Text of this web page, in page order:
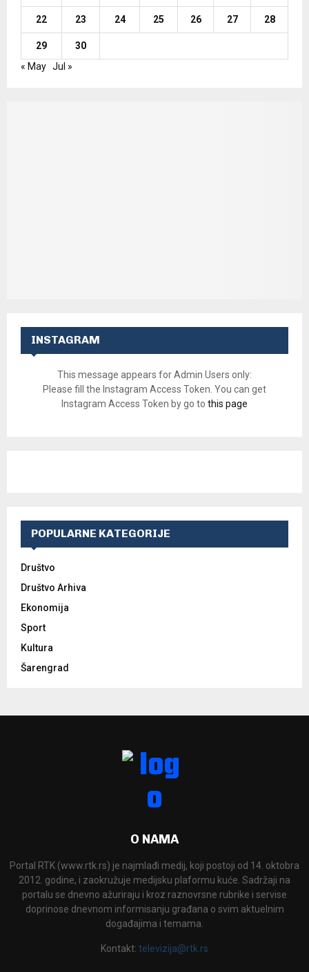
22 23 24 25 26 27 28
29
30
« May Jul »
INSTAGRAM
This message appears for Admin Users only:
Please fill the Instagram Access Token. You can get
Instagram Access Token by go to this page
POPULARNE KATEGORIJE
Društvo
Društvo Arhiva
Ekonomija
Sport
Kultura
Šarengrad
O NAMA
Portal RTK (www.rtk.rs) je najmlađi medij, koji postoji od 14. oktobra
2012. godine, i zaokružuje medijsku plaformu kuće. Sadržaji na
portalu se dnevno ažuriraju i kroz raznovrsne rubrike i servise
doprinose dnevnom informisanju građana o svim aktuelnim
događajima i temama.
Kontakt: televizija@rtk.rs